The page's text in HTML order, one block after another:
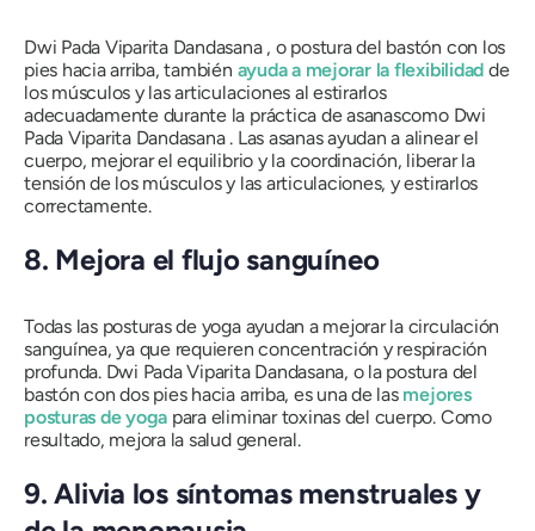
Dwi Pada Viparita Dandasana, o postura del bastón con los
pies hacia arriba, también ayuda a mejorar la flexibilidad de
los músculos y las articulaciones al estirarlos
adecuadamente durante la práctica deasanascomo Dwi
Pada Viparita Dandasana. Las asanasayudan a alinear el
cuerpo, mejorar el equilibrio y la coordinación, liberar la
tensión de los músculos y las articulaciones, y estirarlos
correctamente.
8. Mejora el flujo sanguíneo
Todas las posturas de yoga ayudan a mejorar la circulación
sanguínea, ya que requieren concentración y respiración
profunda. Dwi Pada Viparita Dandasana, o la postura del
bastón con dos pies hacia arriba, es una de las mejores
posturas de yoga para eliminar toxinas del cuerpo. Como
resultado, mejora la salud general.
9. Alivia los síntomas menstruales y